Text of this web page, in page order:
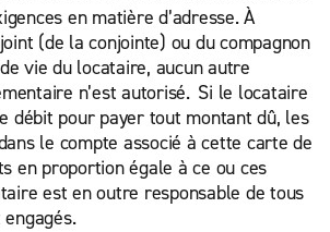
en matière d’adresse. À
(de la conjointe) ou du compagnon
vie du locataire, aucun autre
n’est autorisé. Si le locataire
débit pour payer tout montant dû, les
le compte associé à cette carte de
en proportion égale à ce ou ces
est en outre responsable de tous